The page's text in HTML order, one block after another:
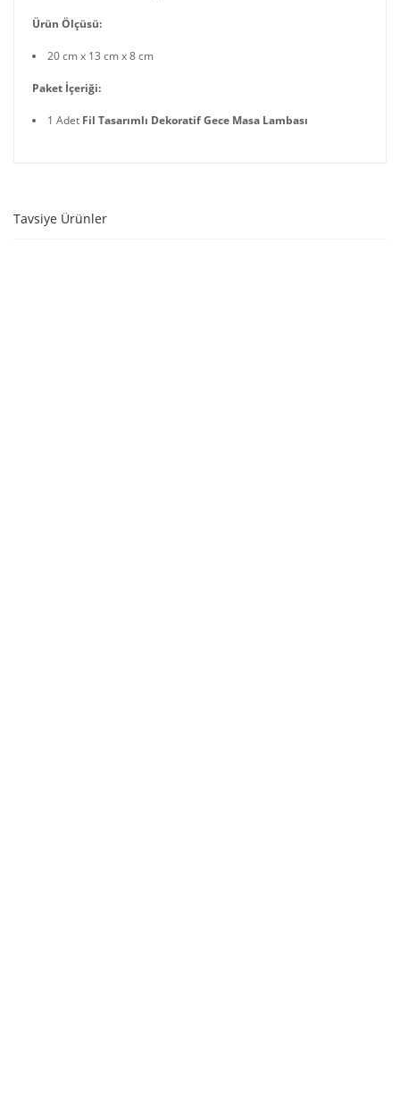
Ürün Ölçüsü:
20 cm x 13 cm x 8 cm
Paket İçeriği:
1 Adet Fil Tasarımlı Dekoratif Gece Masa Lambası
Tavsiye Ürünler